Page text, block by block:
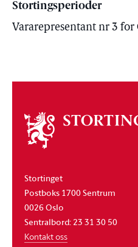
Stortingsperioder
Vararepresentant nr 3
Om
stortinget
Stortinget
Postboks 1700 Sentrum
0026 Oslo
Sentralbord: 23 31 30 50
Kontakt oss